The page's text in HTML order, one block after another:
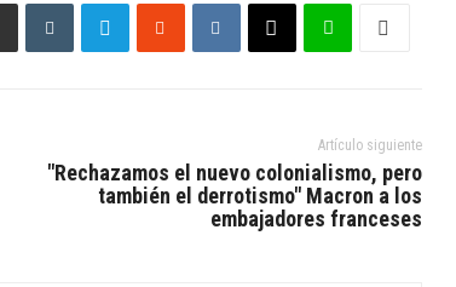
Artículo siguiente
"Rechazamos el nuevo colonialismo, pero
también el derrotismo" Macron a los
embajadores franceses